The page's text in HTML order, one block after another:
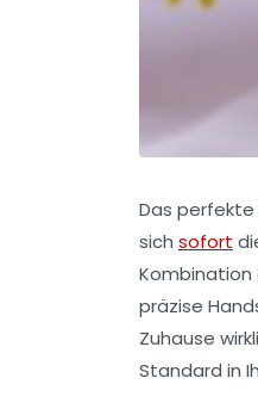
Das
sich sofort
Kombination
präzise
Zuhause
Standard in